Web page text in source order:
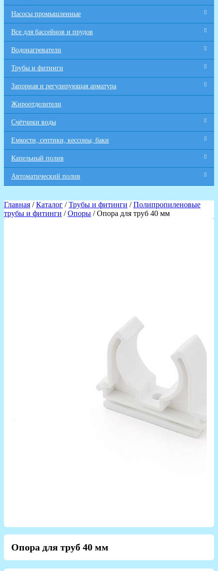
Насосы промышленные
Все для бaссейнов и прудов
Водонагреватели
Трубы и фитинги
Запорная и регулирующая арматура
Жироотделители
Счётчики воды
Емкости, септики, кессоны, баки
Капельный полив
Автоматический полив
Главная /Каталог /Трубы и фитинги /Полипропиленовые
трубы и фитинги /Опоры / Опора для труб 40 мм
Опора для труб 40 мм